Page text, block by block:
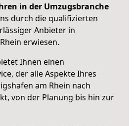
in der Umzugsbranche
durch die qualifizierten
Anbieter in
erwiesen.
Ihnen einen
der alle Aspekte Ihres
am Rhein nach
von der Planung bis hin zur